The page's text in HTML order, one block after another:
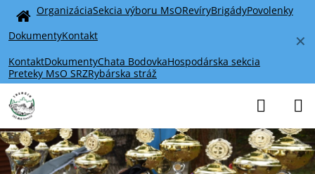
✕
Home
OrganizáciaSekcia výboru MsORevíryBrigádyPovolenky
DokumentyKontakt
KontaktDokumentyChata BodovkaHospodárska sekcia
Preteky MsO SRZRybárska stráž